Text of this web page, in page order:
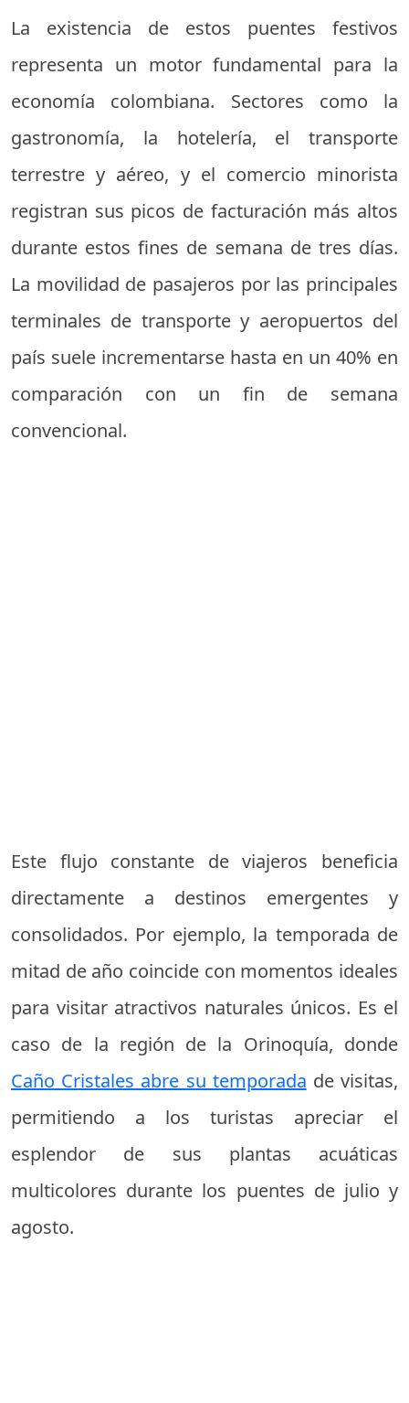
La existencia de estos puentes festivos
representa un motor fundamental para la
economía colombiana. Sectores como la
gastronomía, la hotelería, el transporte
terrestre y aéreo, y el comercio minorista
registran sus picos de facturación más altos
durante estos fines de semana de tres días.
La movilidad de pasajeros por las principales
terminales de transporte y aeropuertos del
país suele incrementarse hasta en un 40% en
comparación con un fin de semana
convencional.
Este flujo constante de viajeros beneficia
directamente a destinos emergentes y
consolidados. Por ejemplo, la temporada de
mitad de año coincide con momentos ideales
para visitar atractivos naturales únicos. Es el
caso de la región de la Orinoquía, donde
Caño Cristales abre su temporada de visitas,
permitiendo a los turistas apreciar el
esplendor de sus plantas acuáticas
multicolores durante los puentes de julio y
agosto.